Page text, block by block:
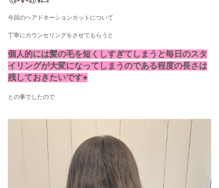
今回のヘアドネーションカットについて
丁寧にカウンセリングをさせてもらうと
個人的には髪の毛を短くしすぎてしまうと毎日のスタ
イリングが大変になってしまうのである程度の長さは
残しておきたいです⭐︎
との事でしたので